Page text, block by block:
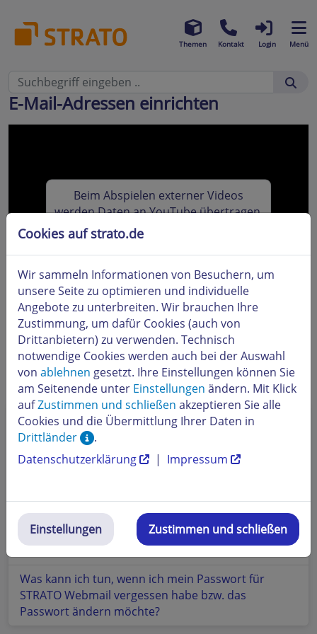
Themen Kontakt Login Menü
E-Mail-Adressen einrichten
Beim Abspielen externer Videos
werden Daten an YouTube übertragen.
Dazu benötigen wir Ihre Zustimmung.
Weitere Informationen finden Sie in
unsererDatenschutzerklärung
Zustimmen
Beliebte Themen
Wichtige Fragen und Antworten zur E-Mail
Einrichtung und Verwendung bei STRATO
Wie kann ich weitere E-Mail-Accounts (Postfächer)
E-Mail-Adressen einrichten und verwalten
Wie kann ich mein E-Mail-Passwort in STRATO
Webmail ändern?
Was kann ich tun, wenn ich mein Passwort für
STRATO Webmail vergessen habe bzw. das
Passwort ändern möchte?
Cookies auf strato.de
Wir sammeln Informationen von Besuchern, um
unsere Seite zu optimieren und individuelle
Angebote zu unterbreiten. Wir brauchen Ihre
Zustimmung, um dafür Cookies (auch von
Drittanbietern) zu verwenden. Technisch
notwendige Cookies werden auch bei der Auswahl
von ablehnen gesetzt. Ihre Einstellungen können Sie
am Seitenende unter Einstellungen ändern. Mit Klick
aufZustimmen und schließen akzeptieren Sie alle
Cookies und die Übermittlung Ihrer Daten in
Drittländer
.
Datenschutzerklärung
| Impressum
Einstellungen Zustimmen und schließen